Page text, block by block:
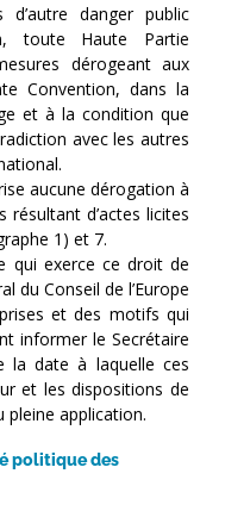
danger public
toute Haute Partie
dérogeant aux
Convention, dans la
et à la condition que
avec les autres
aucune dérogation à
résultant d’actes licites
1) et 7.
qui exerce ce droit de
du Conseil de l’Europe
et des motifs qui
informer le Secrétaire
la date à laquelle ces
et les dispositions de
pleine application.
politique des